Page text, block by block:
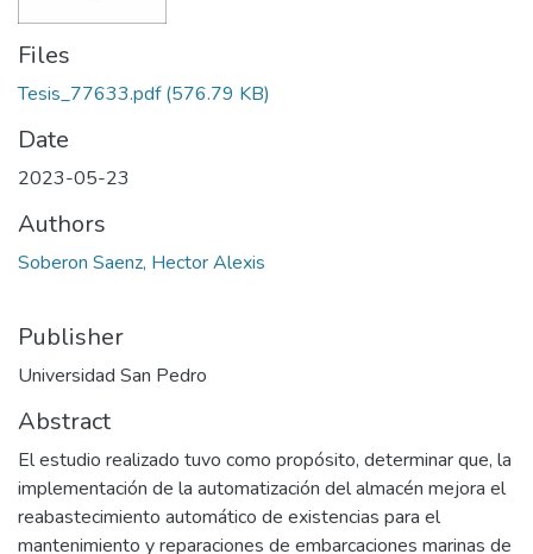
Files
Tesis_77633.pdf(576.79 KB)
Date
2023-05-23
Authors
Soberon Saenz, Hector Alexis
Publisher
Universidad San Pedro
Abstract
El estudio realizado tuvo como propósito, determinar que, la
implementación de la automatización del almacén mejora el
reabastecimiento automático de existencias para el
mantenimiento y reparaciones de embarcaciones marinas de